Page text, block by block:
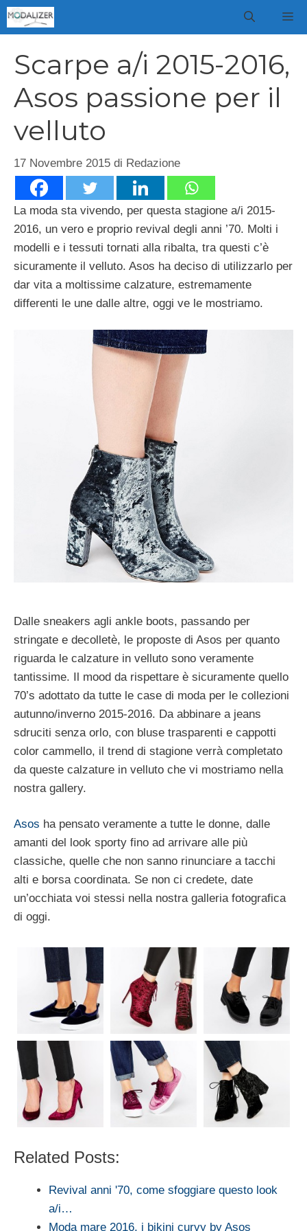
Vai
al
Scarpe a/i 2015-2016,
Asos passione per il
velluto
17 Novembre 2015 di Redazione
La moda sta vivendo, per questa stagione a/i 2015-
2016, un vero e proprio revival degli anni ’70. Molti i
modelli e i tessuti tornati alla ribalta, tra questi c’è
sicuramente il velluto. Asos ha deciso di utilizzarlo per
dar vita a moltissime calzature, estremamente
differenti le une dalle altre, oggi ve le mostriamo.
Dalle sneakers agli ankle boots, passando per
stringate e decolletè, le proposte di Asos per quanto
riguarda le calzature in velluto sono veramente
tantissime. Il mood da rispettare è sicuramente quello
70’s adottato da tutte le case di moda per le collezioni
autunno/inverno 2015-2016. Da abbinare a jeans
sdruciti senza orlo, con bluse trasparenti e cappotti
color cammello, il trend di stagione verrà completato
da queste calzature in velluto che vi mostriamo nella
nostra gallery.
Asos ha pensato veramente a tutte le donne, dalle
amanti del look sporty fino ad arrivare alle più
classiche, quelle che non sanno rinunciare a tacchi
alti e borsa coordinata. Se non ci credete, date
un’occhiata voi stessi nella nostra galleria fotografica
di oggi.
Related Posts:
Revival anni '70, come sfoggiare questo look
a/i…
Moda mare 2016, i bikini curvy by Asos